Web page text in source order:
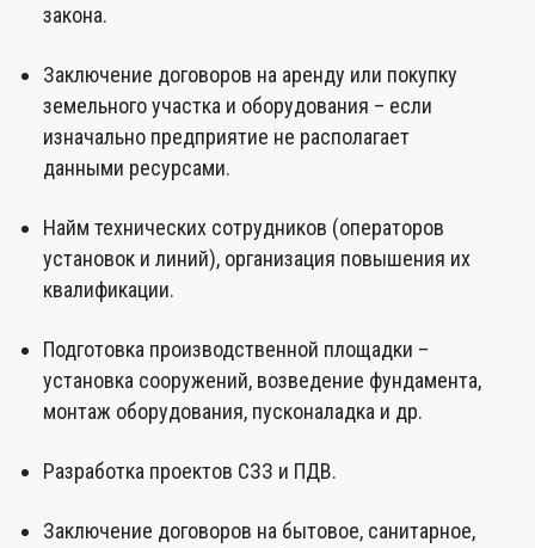
закона.
Заключение договоров на аренду или покупку
земельного участка и оборудования – если
изначально предприятие не располагает
данными ресурсами.
Найм технических сотрудников (операторов
установок и линий), организация повышения их
квалификации.
Подготовка производственной площадки –
установка сооружений, возведение фундамента,
монтаж оборудования, пусконаладка и др.
Разработка проектов СЗЗ и ПДВ.
Заключение договоров на бытовое, санитарное,